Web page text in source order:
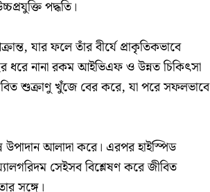
পদ্ধতি।
যার ফলে তাঁর বীর্যে প্রাকৃতিকভাবে
ধরে নানা রকম আইভিএফ ও উন্নত চিকিৎসা
শুক্রাণু খুঁজে বের করে, যা পরে সফলভাবে
উপাদান আলাদা করে। এরপর হাইস্পিড
সেইসব বিশ্লেষণ করে জীবিত
সঙ্গে।